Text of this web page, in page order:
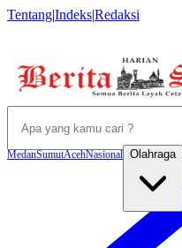
Tentang|Indeks|Redaksi
MedanSumutAcehNasional Olahraga